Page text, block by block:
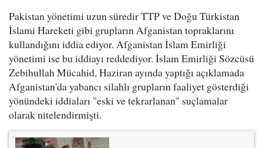
Pakistan yönetimi uzun süredir TTP ve Doğu Türkistan
İslami Hareketi gibi grupların Afganistan topraklarını
kullandığını iddia ediyor. Afganistan İslam Emirliği
yönetimi ise bu iddiayı reddediyor. İslam Emirliği Sözcüsü
Zebihullah Mücahid, Haziran ayında yaptığı açıklamada
Afganistan'da yabancı silahlı grupların faaliyet gösterdiği
yönündeki iddiaları "eski ve tekrarlanan" suçlamalar
olarak nitelendirmişti.